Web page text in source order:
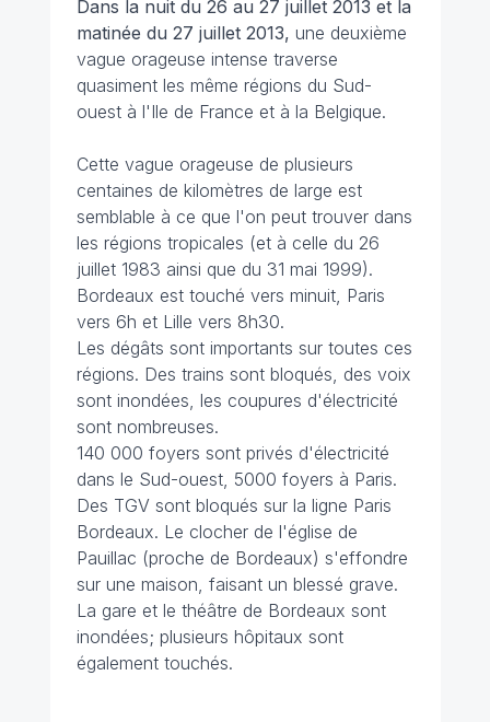
Dans la nuit du 26 au 27 juillet 2013 et la
matinée du 27 juillet 2013, une deuxième
vague orageuse intense traverse
quasiment les même régions du Sud-
ouest à l'Ile de France et à la Belgique.
Cette vague orageuse de plusieurs
centaines de kilomètres de large est
semblable à ce que l'on peut trouver dans
les régions tropicales (et à celle du 26
juillet 1983 ainsi que du 31 mai 1999).
Bordeaux est touché vers minuit, Paris
vers 6h et Lille vers 8h30.
Les dégâts sont importants sur toutes ces
régions. Des trains sont bloqués, des voix
sont inondées, les coupures d'électricité
sont nombreuses.
140 000 foyers sont privés d'électricité
dans le Sud-ouest, 5000 foyers à Paris.
Des TGV sont bloqués sur la ligne Paris
Bordeaux. Le clocher de l'église de
Pauillac (proche de Bordeaux) s'effondre
sur une maison, faisant un blessé grave.
La gare et le théâtre de Bordeaux sont
inondées; plusieurs hôpitaux sont
également touchés.